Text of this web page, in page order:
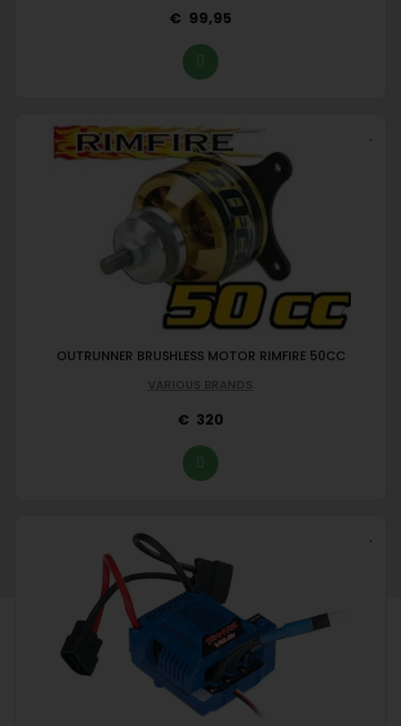
99,95
OUTRUNNER BRUSHLESS MOTOR RIMFIRE 50CC
VARIOUS BRANDS
320